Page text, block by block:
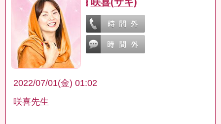
2022/07/01(金) 01:02
咲喜先生